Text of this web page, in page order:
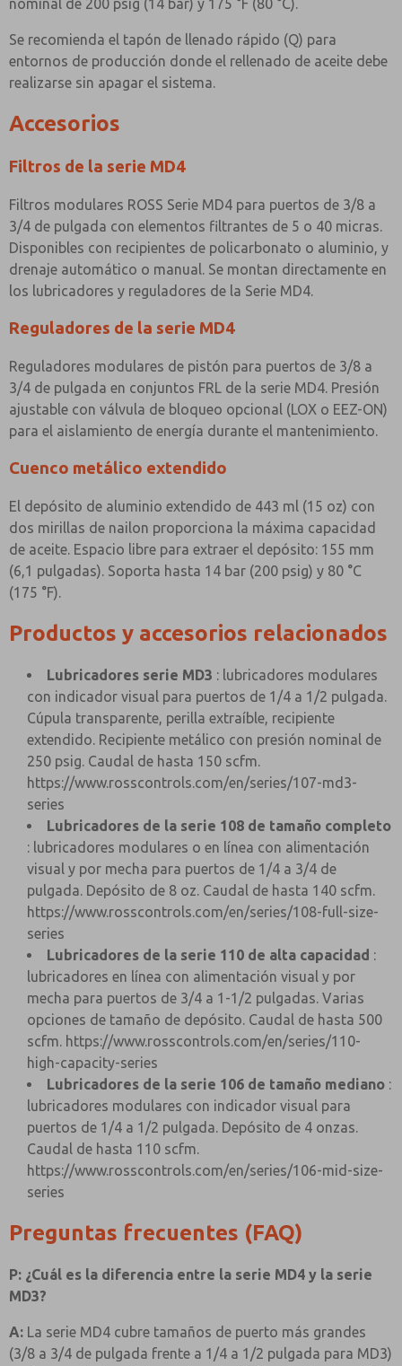
nominal de 200 psig (14 bar) y 175 °F (80 °C).
Se recomienda el tapón de llenado rápido (Q) para
entornos de producción donde el rellenado de aceite debe
realizarse sin apagar el sistema.
Accesorios
Filtros de la serie MD4
Filtros modulares ROSS Serie MD4 para puertos de 3/8 a
3/4 de pulgada con elementos filtrantes de 5 o 40 micras.
Disponibles con recipientes de policarbonato o aluminio, y
drenaje automático o manual. Se montan directamente en
los lubricadores y reguladores de la Serie MD4.
Reguladores de la serie MD4
Reguladores modulares de pistón para puertos de 3/8 a
3/4 de pulgada en conjuntos FRL de la serie MD4. Presión
ajustable con válvula de bloqueo opcional (LOX o EEZ-ON)
para el aislamiento de energía durante el mantenimiento.
Cuenco metálico extendido
El depósito de aluminio extendido de 443 ml (15 oz) con
dos mirillas de nailon proporciona la máxima capacidad
de aceite. Espacio libre para extraer el depósito: 155 mm
(6,1 pulgadas). Soporta hasta 14 bar (200 psig) y 80 °C
(175 °F).
Productos y accesorios relacionados
Lubricadores serie MD3 : lubricadores modulares
con indicador visual para puertos de 1/4 a 1/2 pulgada.
Cúpula transparente, perilla extraíble, recipiente
extendido. Recipiente metálico con presión nominal de
250 psig. Caudal de hasta 150 scfm.
https://www.rosscontrols.com/en/series/107-md3-
series
Lubricadores de la serie 108 de tamaño completo
: lubricadores modulares o en línea con alimentación
visual y por mecha para puertos de 1/4 a 3/4 de
pulgada. Depósito de 8 oz. Caudal de hasta 140 scfm.
https://www.rosscontrols.com/en/series/108-full-size-
series
Lubricadores de la serie 110 de alta capacidad :
lubricadores en línea con alimentación visual y por
mecha para puertos de 3/4 a 1-1/2 pulgadas. Varias
opciones de tamaño de depósito. Caudal de hasta 500
scfm. https://www.rosscontrols.com/en/series/110-
high-capacity-series
Lubricadores de la serie 106 de tamaño mediano :
lubricadores modulares con indicador visual para
puertos de 1/4 a 1/2 pulgada. Depósito de 4 onzas.
Caudal de hasta 110 scfm.
https://www.rosscontrols.com/en/series/106-mid-size-
series
Preguntas frecuentes (FAQ)
P: ¿Cuál es la diferencia entre la serie MD4 y la serie
MD3?
A: La serie MD4 cubre tamaños de puerto más grandes
(3/8 a 3/4 de pulgada frente a 1/4 a 1/2 pulgada para MD3)